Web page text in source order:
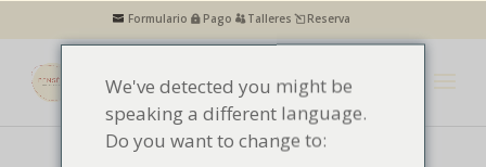
Formulario Pago Talleres Reserva
We've detected you might be
speaking a different language.
Do you want to change to: